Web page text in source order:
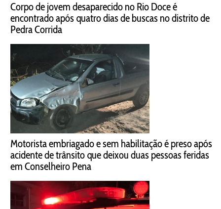
Corpo de jovem desaparecido no Rio Doce é
encontrado após quatro dias de buscas no distrito de
Pedra Corrida
Motorista embriagado e sem habilitação é preso após
acidente de trânsito que deixou duas pessoas feridas
em Conselheiro Pena